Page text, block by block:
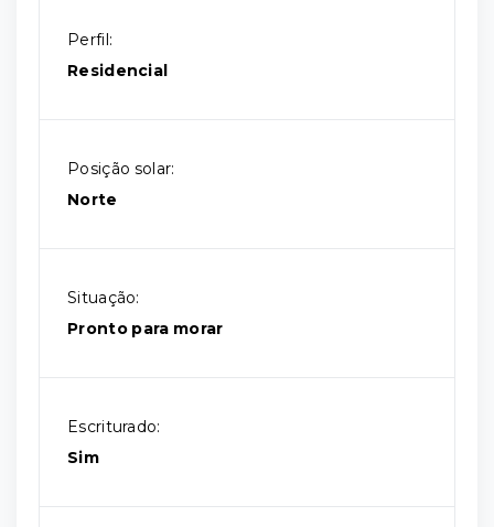
Perfil:
Residencial
Posição solar:
Norte
Situação:
Pronto para morar
Escriturado:
Sim